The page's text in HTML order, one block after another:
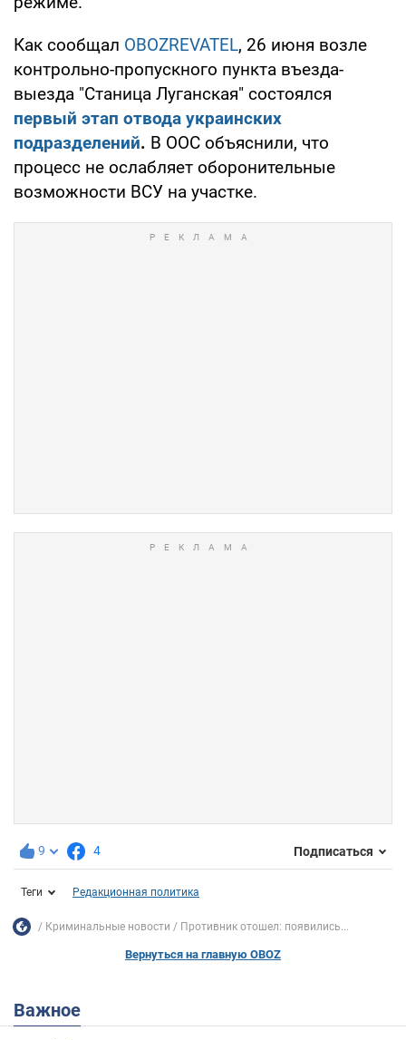
Как сообщал OBOZREVATEL, 26 июня возле
контрольно-пропускного пункта въезда-
выезда "Станица Луганская" состоялся
первый этап отвода украинских
подразделений. В ООС объяснили, что
процесс не ослабляет оборонительные
возможности ВСУ на участке.
9 4 Подписаться
Теги Редакционная политика
Криминальные новости Противник отошел: появились...
Вернуться на главную OBOZ
Важное